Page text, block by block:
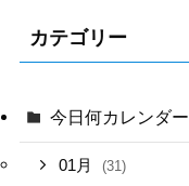
カテゴリー
今日何カレンダー
01月 (31)